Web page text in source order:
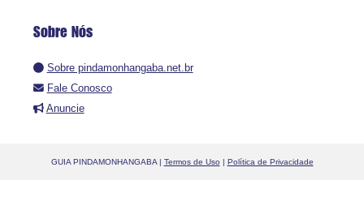
Sobre Nós
Sobre pindamonhangaba.net.br
Fale Conosco
Anuncie
GUIA PINDAMONHANGABA | Termos de Uso | Política de Privacidade